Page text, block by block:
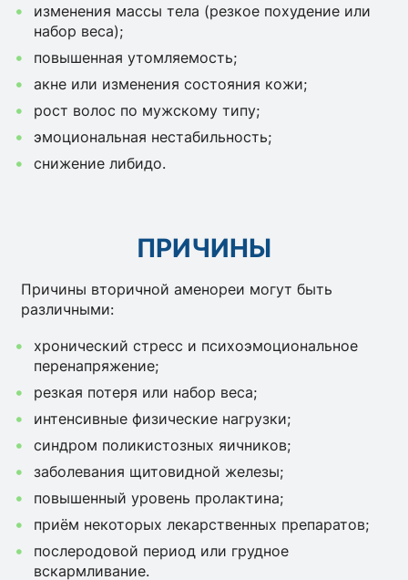
изменения массы тела (резкое похудение или
набор веса);
повышенная утомляемость;
акне или изменения состояния кожи;
рост волос по мужскому типу;
эмоциональная нестабильность;
снижение либидо.
ПРИЧИНЫ
Причины вторичной аменореи могут быть
различными:
хронический стресс и психоэмоциональное
перенапряжение;
резкая потеря или набор веса;
интенсивные физические нагрузки;
синдром поликистозных яичников;
заболевания щитовидной железы;
повышенный уровень пролактина;
приём некоторых лекарственных препаратов;
послеродовой период или грудное
вскармливание.